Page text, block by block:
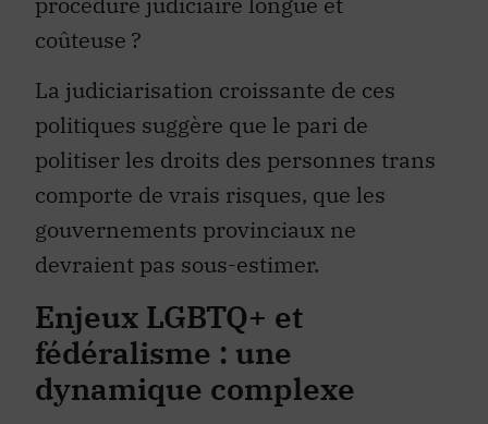
coûteuse ?
La judiciarisation croissante de ces
politiques suggère que le pari de
politiser les droits des personnes trans
comporte de vrais risques, que les
gouvernements provinciaux ne
devraient pas sous-estimer.
Enjeux LGBTQ+ et
fédéralisme : une
dynamique complexe